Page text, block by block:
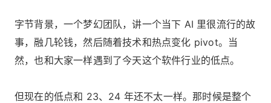
字节背景，一个梦幻团队，讲一个当下 AI 里很流行的故
事，融几轮钱，然后随着技术和热点变化 pivot。当
然，也和大家一样遇到了今天这个软件行业的低点。
但现在的低点和 23、24 年还不太一样。那时候是整个